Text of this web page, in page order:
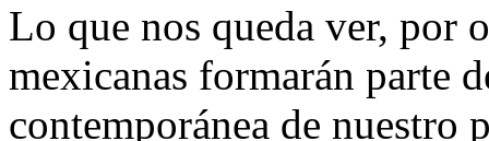
Lo que nos queda ver, por
mexicanas formarán parte
contemporánea de nuestro